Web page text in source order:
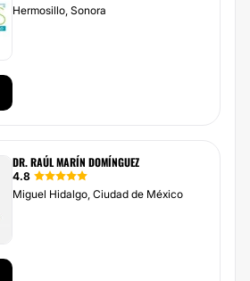
Hermosillo, Sonora
DR. RAÚL MARÍN DOMÍNGUEZ
4.8
Miguel Hidalgo, Ciudad de México